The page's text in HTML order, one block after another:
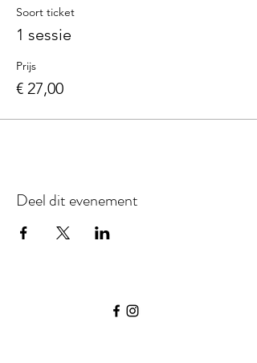
Soort ticket
1 sessie
Prijs
€ 27,00
Deel dit evenement